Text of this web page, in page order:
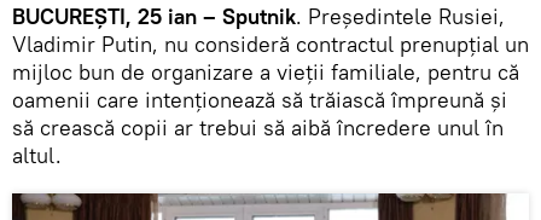
BUCUREȘTI, 25 ian – Sputnik. Președintele Rusiei,
Vladimir Putin, nu consideră contractul prenupțial un
mijloc bun de organizare a vieții familiale, pentru că
oamenii care intenționează să trăiască împreună și
să crească copii ar trebui să aibă încredere unul în
altul.